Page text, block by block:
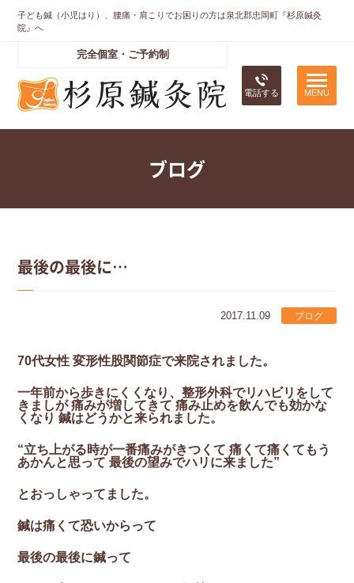
子ども鍼（小児はり）、腰痛・肩こりでお困りの方は泉北郡忠岡町『杉原鍼灸
院』へ
完全個室・ご予約制
電話する
ブログ
最後の最後に…
2017.11.09 ブログ
70代女性 変形性股関節症で来院されました。
一年前から歩きにくくなり、整形外科でリハビリをして
きましが 痛みが増してきて 痛み止めを飲んでも効かな
くなり 鍼はどうかと来られました。
“立ち上がる時が一番痛みがきつくて 痛くて痛くてもう
あかんと思って 最後の望みでハリに来ました”
とおっしゃってました。
鍼は痛くて恐いからって
最後の最後に鍼って